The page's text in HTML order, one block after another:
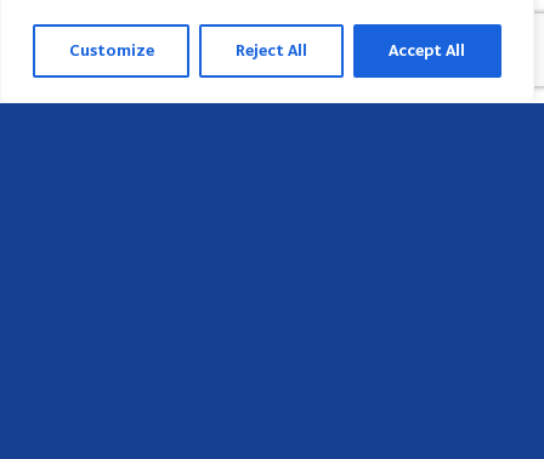
Customize Reject All Accept All